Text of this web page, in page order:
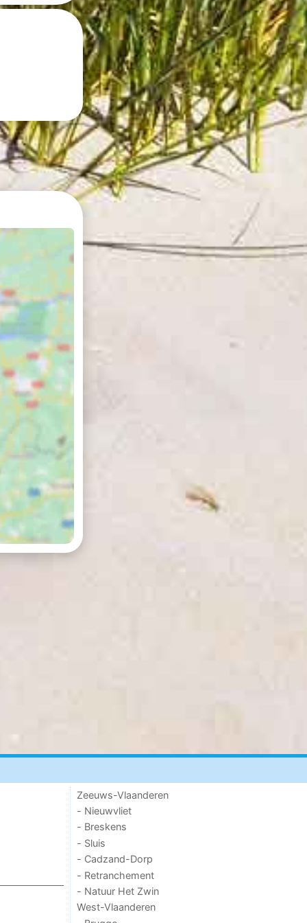
Zeeuws-Vlaanderen
- Nieuwvliet
- Breskens
- Sluis
- Cadzand-Dorp
- Retranchement
- Natuur Het Zwin
West-Vlaanderen